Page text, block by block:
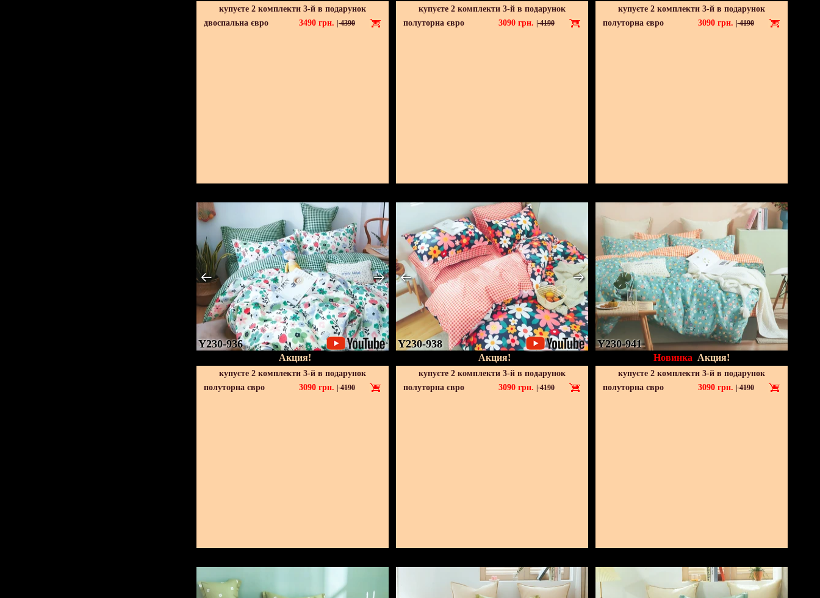
купуєте 2 комплекти 3-й в подарунок
двоспальна євро
3490 грн. 4390
купуєте 2 комплекти 3-й в подарунок
полуторна євро
3090 грн. |4190
купуєте 2 комплекти 3-й в подарунок
полуторна євро
3090 грн. |4190
Y230-936
Акция!
купуєте 2 комплекти 3-й в подарунок
полуторна євро
3090 грн. |4190
Y230-938
Акция!
купуєте 2 комплекти 3-й в подарунок
полуторна євро
3090 грн. |4190
Y230-941
Новинка Акция!
купуєте 2 комплекти 3-й в подарунок
полуторна євро
3090 грн. |4190